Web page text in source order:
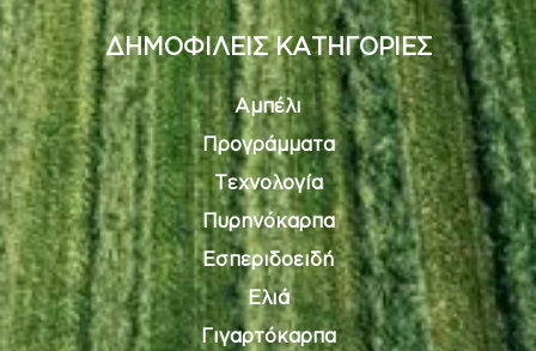
ΔΗΜΟΦΙΛΕΙΣ ΚΑΤΗΓΟΡΙΕΣ
Αμπέλι
Προγράμματα
Τεχνολογία
Πυρηνόκαρπα
Εσπεριδοειδή
Ελιά
Γιγαρτόκαρπα